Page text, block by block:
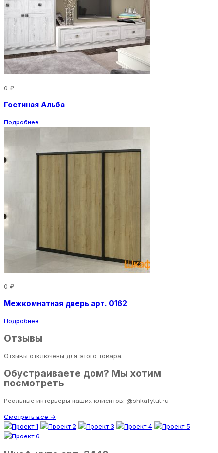
0 ₽
Гостиная Альба
Подробнее
0 ₽
Межкомнатная дверь арт. 0162
Подробнее
Отзывы
Отзывы отключены для этого товара.
Обустраиваете дом? Мы хотим
посмотреть
Реальные интерьеры наших клиентов: @shkafytut.ru
Смотреть все →